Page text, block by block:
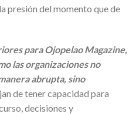
presión del momento que de
para Ojopelao Magazine,
las organizaciones no
abrupta, sino
de tener capacidad para
decisiones y